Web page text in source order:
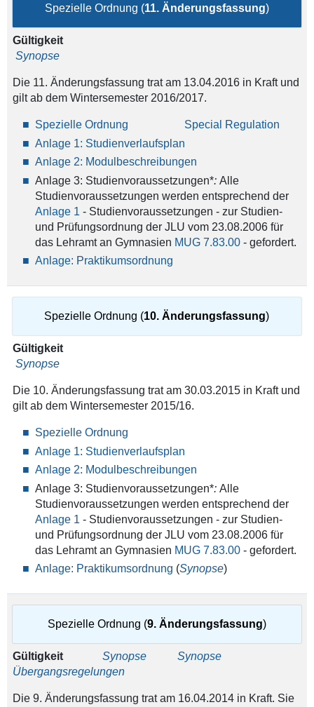
Spezielle Ordnung (11. Änderungsfassung)
Gültigkeit
Synopse
Die 11. Änderungsfassung trat am 13.04.2016 in Kraft und
gilt ab dem Wintersemester 2016/2017.
Spezielle Ordnung
Special Regulation
Anlage 1: Studienverlaufsplan
Anlage 2: Modulbeschreibungen
Anlage 3: Studienvoraussetzungen*: Alle
Studienvoraussetzungen werden entsprechend der
Anlage 1 - Studienvoraussetzungen - zur Studien-
und Prüfungsordnung der JLU vom 23.08.2006 für
das Lehramt an Gymnasien MUG 7.83.00- gefordert.
Anlage: Praktikumsordnung
Spezielle Ordnung (10. Änderungsfassung)
Gültigkeit
Synopse
Die 10. Änderungsfassung trat am 30.03.2015 in Kraft und
gilt ab dem Wintersemester 2015/16.
Spezielle Ordnung
Anlage 1: Studienverlaufsplan
Anlage 2: Modulbeschreibungen
Anlage 3: Studienvoraussetzungen*: Alle
Studienvoraussetzungen werden entsprechend der
Anlage 1 - Studienvoraussetzungen - zur Studien-
und Prüfungsordnung der JLU vom 23.08.2006 für
das Lehramt an Gymnasien MUG 7.83.00- gefordert.
Anlage: Praktikumsordnung (Synopse)
Spezielle Ordnung (9. Änderungsfassung)
Gültigkeit Synopse
Synopse
Übergangsregelungen
Die 9. Änderungsfassung trat am 16.04.2014 in Kraft. Sie